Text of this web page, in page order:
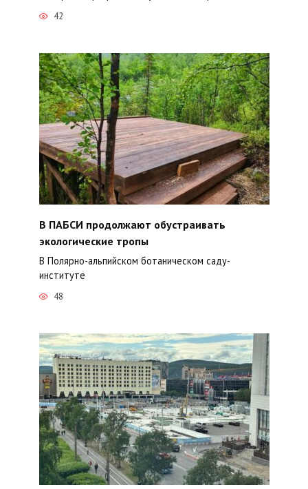
42
В ПАБСИ продолжают обустраивать
экологические тропы
В Полярно-альпийском ботаническом саду-
институте
48